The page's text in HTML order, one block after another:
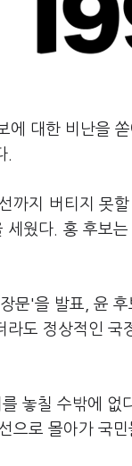
에 대한 비난을
.
까지 버티지 못할
세웠다. 홍 후보
문'을 발표, 윤
도 정상적인 국
놓칠 수밖에 없
으로 몰아가 국